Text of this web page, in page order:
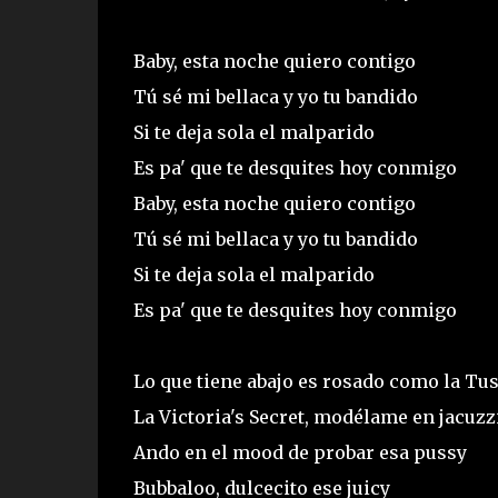
Baby, esta noche quiero contigo
Tú sé mi bellaca y yo tu bandido
Si te deja sola el malparido
Es pa' que te desquites hoy conmigo
Baby, esta noche quiero contigo
Tú sé mi bellaca y yo tu bandido
Si te deja sola el malparido
Es pa' que te desquites hoy conmigo
Lo que tiene abajo es rosado como la
La Victoria's Secret, modélame en
Ando en el mood de probar esa pussy
Bubbaloo, dulcecito ese juicy